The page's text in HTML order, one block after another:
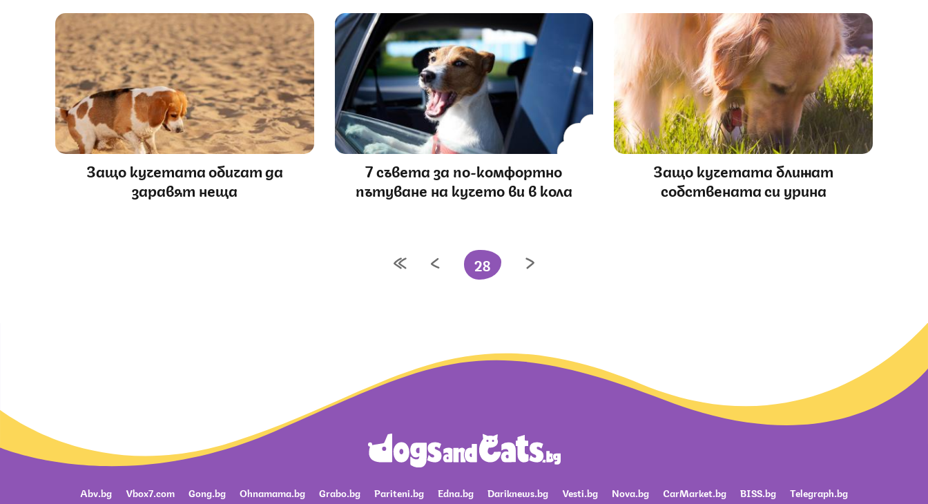
Защо кучетата обичат да
заравят неща
7 съвета за по-комфортно
пътуване на кучето ви в кола
Защо кучетата ближат
собствената си урина
28
Abv.bg Vbox7.com Gong.bg Ohnamama.bg Grabo.bg Pariteni.bg Edna.bg Dariknews.bg Vesti.bg Nova.bg CarMarket.bg BISS.bg Telegraph.bg